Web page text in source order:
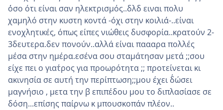
΄΄οσο ότι είναι σαν ηλεκτρισμός..δλδ ειναι πολυ
χαμηλό στην κυστη κοντά -όχι στην κοιλιά-..είναι
ενοχλητικές, όπως είπες νιώθεις δυσφορία..κρατούν 2-
3δευτερα.δεν πονούν..αλλά είναι παααρα πολλές
μέσα στην ημέρα.εσένα σου σταμάτησαν μετά ;;σου
είχε πει ο γιατ΄ρος για προωρότητα ;; προτείνεται κι
ακινησία σε αυτή την περίπτωση;;μου έχει δ΄ώσει
μαγνήσιο , μετα την β επιπέδου μου το διπλασίασε σε
δόση...επίσης παίρνω κ μπουσκοπάν πλέον..